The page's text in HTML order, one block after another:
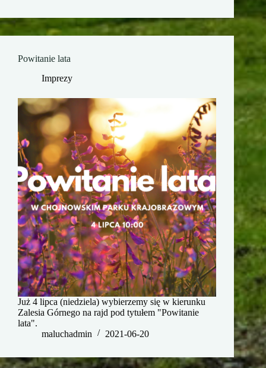
Powitanie lata
Imprezy
Już 4 lipca (niedziela) wybierzemy się w kierunku
Zalesia Górnego na rajd pod tytułem "Powitanie
lata".
maluchadmin
2021-06-20